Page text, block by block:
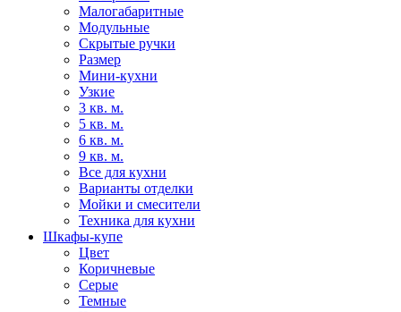
Малогабаритные
Модульные
Скрытые ручки
Размер
Мини-кухни
Узкие
3 кв. м.
5 кв. м.
6 кв. м.
9 кв. м.
Все для кухни
Варианты отделки
Мойки и смесители
Техника для кухни
Шкафы-купе
Цвет
Коричневые
Серые
Темные